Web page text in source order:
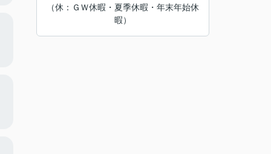
（休：ＧＷ休暇・夏季休暇・年末年始休
暇）